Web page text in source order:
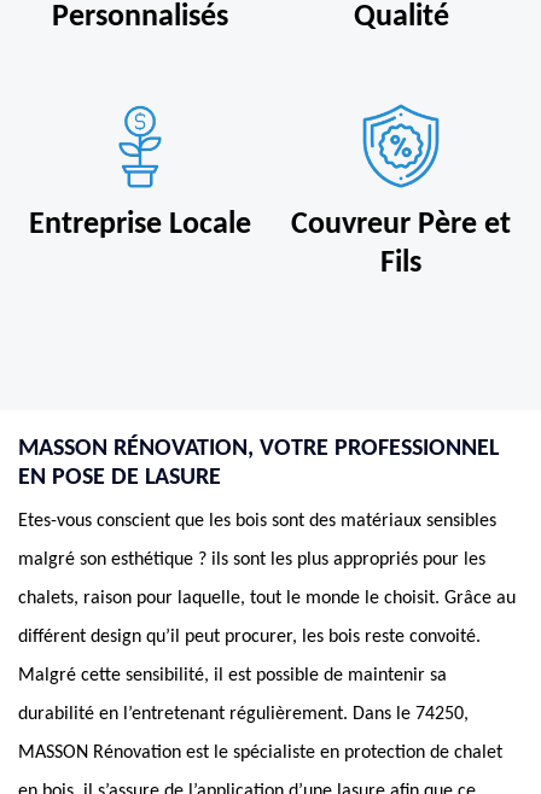
Personnalisés
Qualité
Entreprise Locale
Couvreur Père et
Fils
MASSON RÉNOVATION, VOTRE PROFESSIONNEL
EN POSE DE LASURE
Etes-vous conscient que les bois sont des matériaux sensibles
malgré son esthétique ? ils sont les plus appropriés pour les
chalets, raison pour laquelle, tout le monde le choisit. Grâce au
différent design qu’il peut procurer, les bois reste convoité.
Malgré cette sensibilité, il est possible de maintenir sa
durabilité en l’entretenant régulièrement. Dans le 74250,
MASSON Rénovation est le spécialiste en protection de chalet